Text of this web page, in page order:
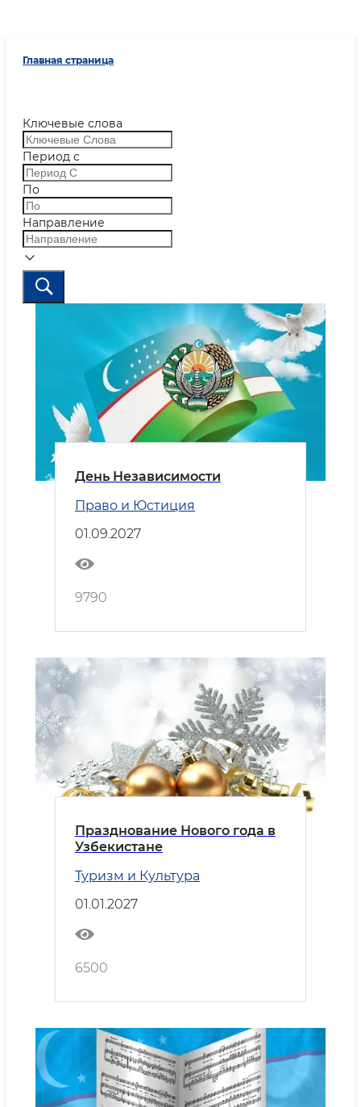
Главная страница
Ключевые слова
Период с
По
Направление
День Независимости
Право и Юстиция
01.09.2027
9790
Празднование Нового года в
Узбекистане
Туризм и Культура
01.01.2027
6500